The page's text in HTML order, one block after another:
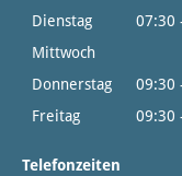
Dienstag
07:30
Mittwoch
Donnerstag
09:30
Freitag
09:30
Telefonzeiten